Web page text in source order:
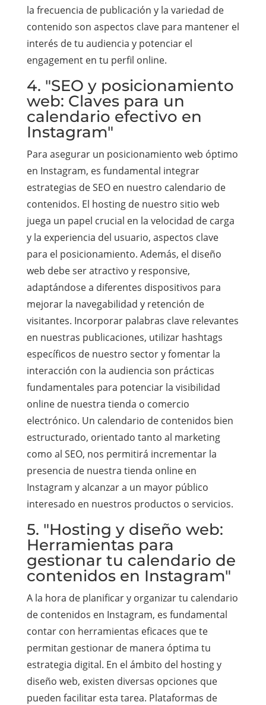
la frecuencia de publicación y la variedad de
contenido son aspectos clave para mantener el
interés de tu audiencia y potenciar el
engagement en tu perfil online.
4. "SEO y posicionamiento
web: Claves para un
calendario efectivo en
Instagram"
Para asegurar un posicionamiento web óptimo
en Instagram, es fundamental integrar
estrategias de SEO en nuestro calendario de
contenidos. El hosting de nuestro sitio web
juega un papel crucial en la velocidad de carga
y la experiencia del usuario, aspectos clave
para el posicionamiento. Además, el diseño
web debe ser atractivo y responsive,
adaptándose a diferentes dispositivos para
mejorar la navegabilidad y retención de
visitantes. Incorporar palabras clave relevantes
en nuestras publicaciones, utilizar hashtags
específicos de nuestro sector y fomentar la
interacción con la audiencia son prácticas
fundamentales para potenciar la visibilidad
online de nuestra tienda o comercio
electrónico. Un calendario de contenidos bien
estructurado, orientado tanto al marketing
como al SEO, nos permitirá incrementar la
presencia de nuestra tienda online en
Instagram y alcanzar a un mayor público
interesado en nuestros productos o servicios.
5. "Hosting y diseño web:
Herramientas para
gestionar tu calendario de
contenidos en Instagram"
A la hora de planificar y organizar tu calendario
de contenidos en Instagram, es fundamental
contar con herramientas eficaces que te
permitan gestionar de manera óptima tu
estrategia digital. En el ámbito del hosting y
diseño web, existen diversas opciones que
pueden facilitar esta tarea. Plataformas de